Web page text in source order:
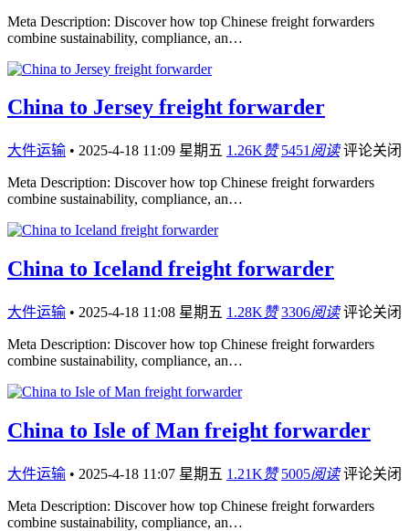
Meta Description: Discover how top Chinese freight forwarders
combine sustainability, compliance, an…
China to Jersey freight forwarder
大件运输 • 2025-4-18 11:09 星期五 1.26K赞 5451 阅读 评论关闭
Meta Description: Discover how top Chinese freight forwarders
combine sustainability, compliance, an…
China to Iceland freight forwarder
大件运输 • 2025-4-18 11:08 星期五 1.28K赞 3306阅读 评论关闭
Meta Description: Discover how top Chinese freight forwarders
combine sustainability, compliance, an…
China to Isle of Man freight forwarder
大件运输 • 2025-4-18 11:07 星期五 1.21K赞 5005阅读 评论关闭
Meta Description: Discover how top Chinese freight forwarders
combine sustainability, compliance, an…